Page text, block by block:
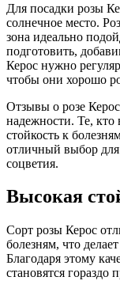
Для посадки розы
солнечное место.
зона идеально
подготовить,
Керос нужно
чтобы они хорошо
Отзывы о розе
надежности. Те, кто
стойкость к
отличный выбор
соцветия.
Высокая
Сорт розы Керос
болезням, что
Благодаря этому
становятся